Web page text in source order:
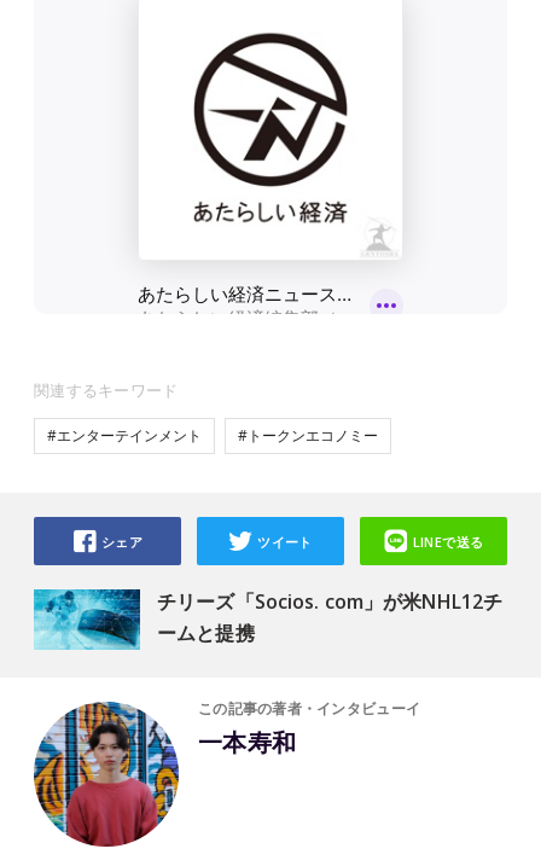
関連するキーワード
#エンターテインメント #トークンエコノミー
チリーズ「Socios. com」が米NHL12チ
ームと提携
シェア ツイート LINEで送る
この記事の著者・インタビューイ
一本寿和